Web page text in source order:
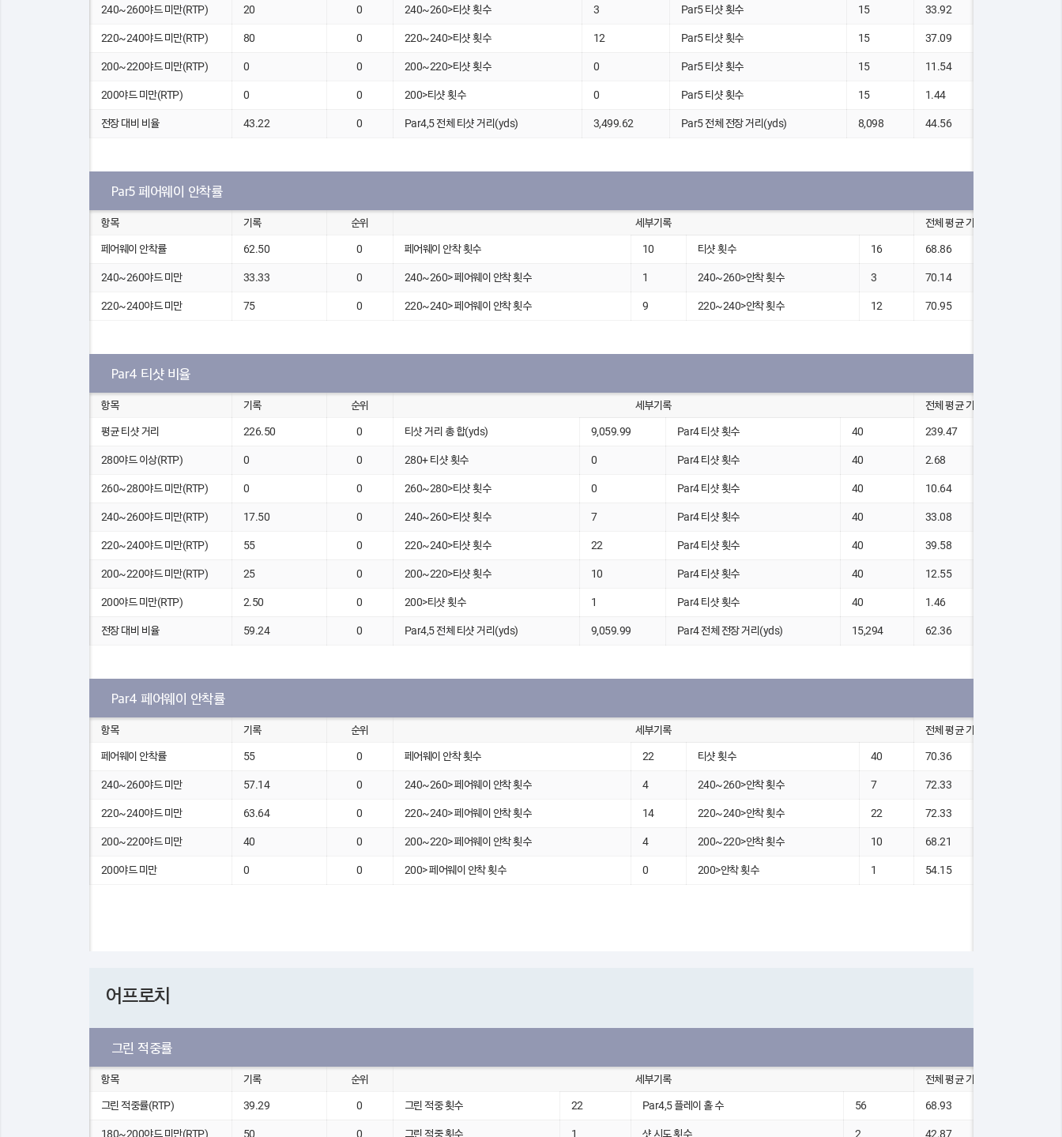
240~260야드 미만(RTP) 20 0 240~260>티샷 횟수 3 Par5 티샷 횟수 15 33.92
220~240야드 미만(RTP) 80 0 220~240>티샷 횟수 12 Par5 티샷 횟수 15 37.09
200~220야드 미만(RTP) 0 0 200~220>티샷 횟수 0 Par5 티샷 횟수 15 11.54
200야드 미만(RTP) 0 0 200>티샷 횟수 0 Par5 티샷 횟수 15 1.44
전장 대비 비율 43.22 0 Par4,5 전체 티샷 거리(yds) 3,499.62 Par5 전체 전장 거리(yds) 8,098 44.56
Par5 페어웨이 안착률
항목 기록 순위 세부기록 전체 평균 기록
페어웨이 안착률 62.50 0 페어웨이 안착 횟수 10 티샷 횟수 16 68.86
240~260야드 미만 33.33 0 240~260> 페어웨이 안착 횟수 1 240~260>안착 횟수 3 70.14
220~240야드 미만 75 0 220~240> 페어웨이 안착 횟수 9 220~240>안착 횟수 12 70.95
Par4 티샷 비율
항목 기록 순위 세부기록 전체 평균 기록
평균 티샷 거리 226.50 0 티샷 거리 총 합(yds) 9,059.99 Par4 티샷 횟수 40 239.47
280야드 이상(RTP) 0 0 280+ 티샷 횟수 0 Par4 티샷 횟수 40 2.68
260~280야드 미만(RTP) 0 0 260~280>티샷 횟수 0 Par4 티샷 횟수 40 10.64
240~260야드 미만(RTP) 17.50 0 240~260>티샷 횟수 7 Par4 티샷 횟수 40 33.08
220~240야드 미만(RTP) 55 0 220~240>티샷 횟수 22 Par4 티샷 횟수 40 39.58
200~220야드 미만(RTP) 25 0 200~220>티샷 횟수 10 Par4 티샷 횟수 40 12.55
200야드 미만(RTP) 2.50 0 200>티샷 횟수 1 Par4 티샷 횟수 40 1.46
전장 대비 비율 59.24 0 Par4,5 전체 티샷 거리(yds) 9,059.99 Par4 전체 전장 거리(yds) 15,294 62.36
Par4 페어웨이 안착률
항목 기록 순위 세부기록 전체 평균 기록
페어웨이 안착률 55 0 페어웨이 안착 횟수 22 티샷 횟수 40 70.36
240~260야드 미만 57.14 0 240~260> 페어웨이 안착 횟수 4 240~260>안착 횟수 7 72.33
220~240야드 미만 63.64 0 220~240> 페어웨이 안착 횟수 14 220~240>안착 횟수 22 72.33
200~220야드 미만 40 0 200~220> 페어웨이 안착 횟수 4 200~220>안착 횟수 10 68.21
200야드 미만 0 0 200> 페어웨이 안착 횟수 0 200>안착 횟수 1 54.15
어프로치
그린 적중률
항목 기록 순위 세부기록 전체 평균 기록
그린 적중률(RTP) 39.29 0 그린 적중 횟수 22 Par4,5 플레이 홀 수 56 68.93
180~200야드 미만(RTP) 50 0 그린 적중 횟수 1 샷 시도 횟수 2 42.87